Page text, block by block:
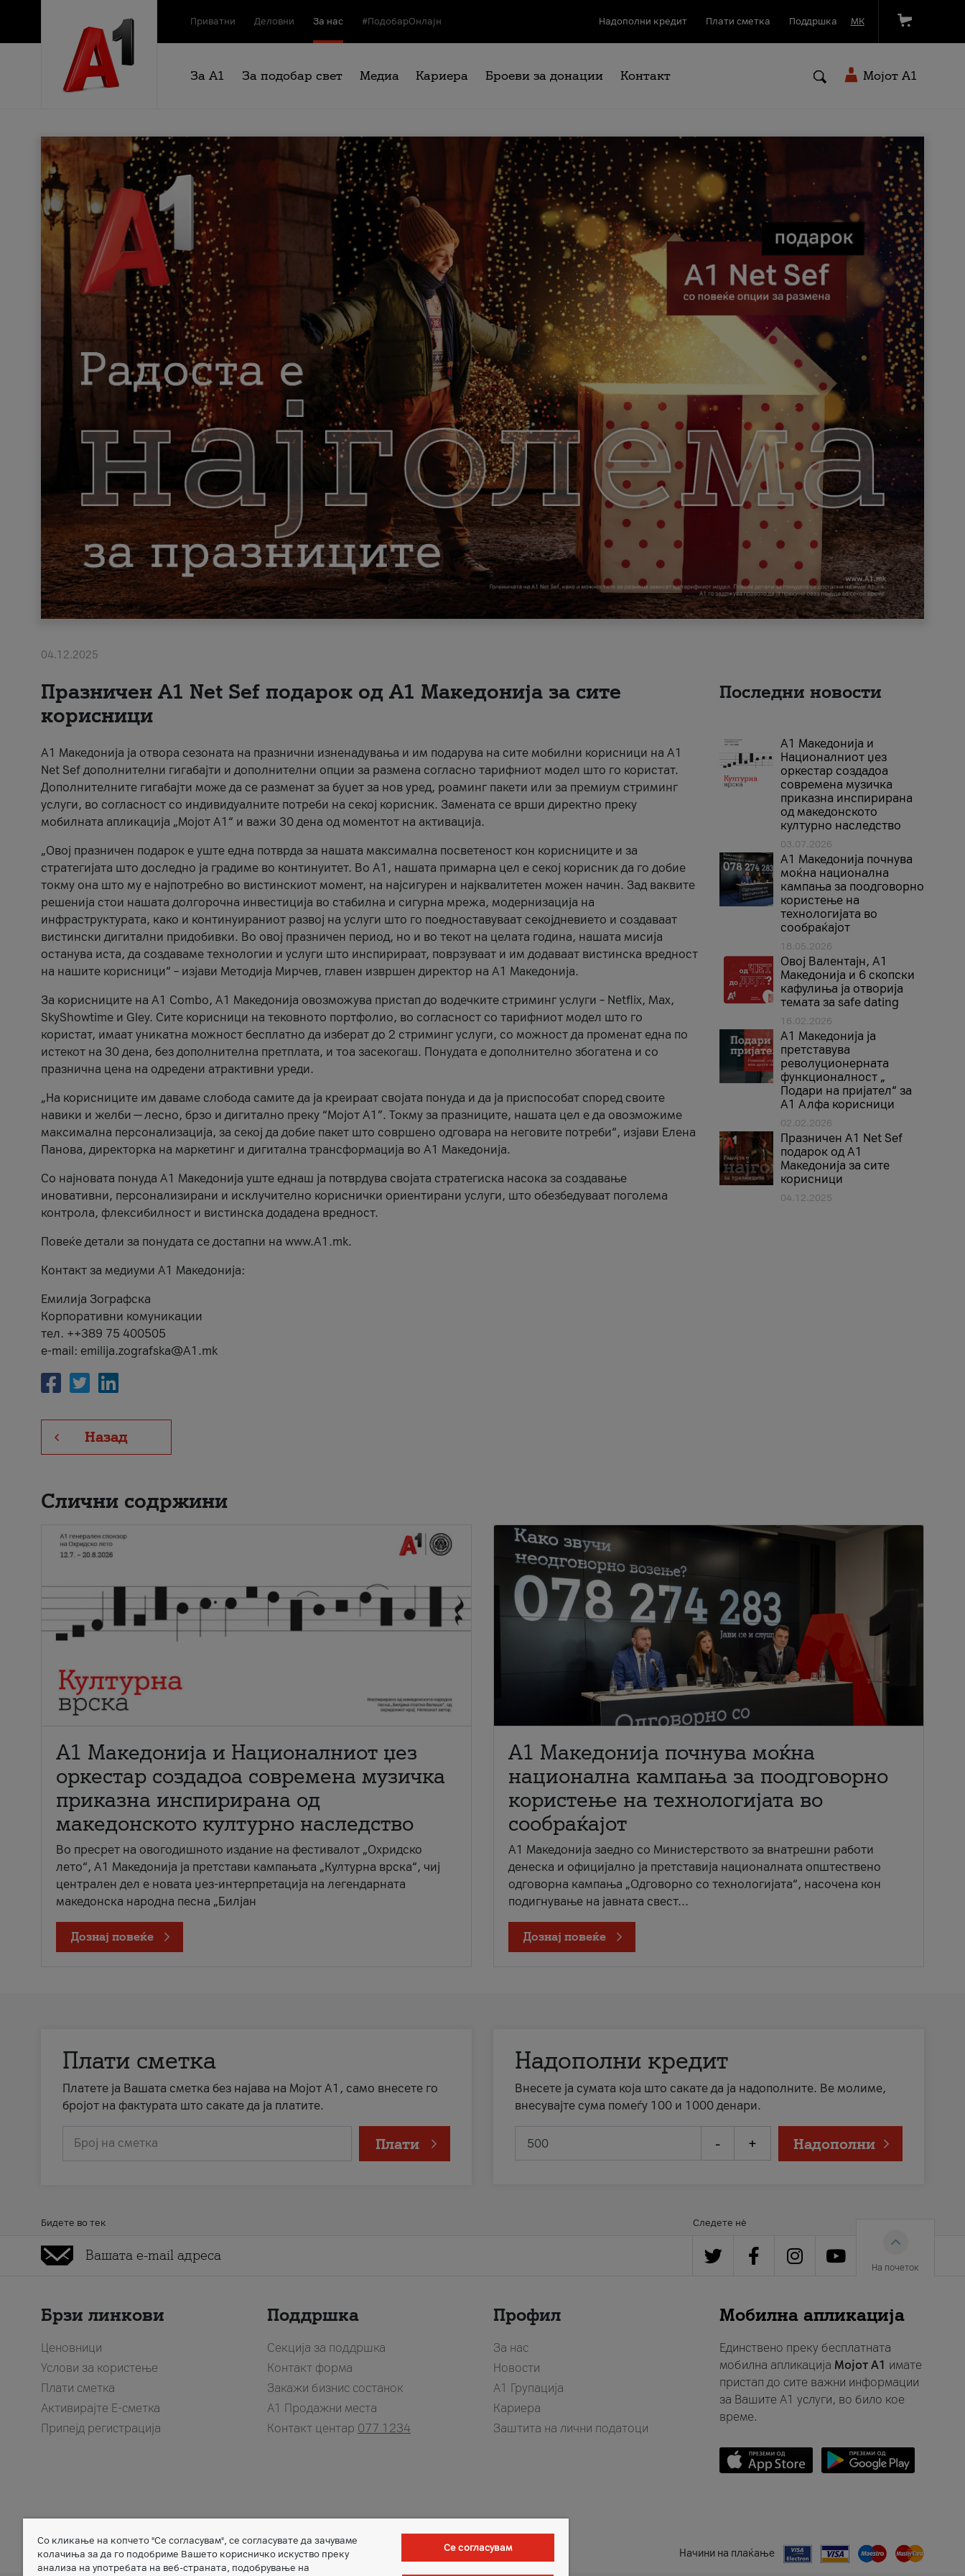
Приватни Деловни За нас #ПодобарОнлајн Надополни кредит Плати сметка Поддршка МК
За А1 За подобар свет Медиа Кариера Броеви за донации Контакт Мојот A1
04.12.2025
Празничен A1 Net Sеf подарок од А1 Македонија за сите
корисници
А1 Македонија ја отвора сезоната на празнични изненадувања и им подарува на сите мобилни корисници на A1
Net Sef дополнителни гигабајти и дополнителни опции за размена согласно тарифниот модел што го користат.
Дополнителните гигабајти може да се разменат за буџет за нов уред, роаминг пакети или за премиум стриминг
услуги, во согласност со индивидуалните потреби на секој корисник. Замената се врши директно преку
мобилната апликација „Мојот А1“ и важи 30 дена од моментот на активација.
„Овој празничен подарок е уште една потврда за нашата максимална посветеност кон корисниците и за
стратегијата што доследно ја градиме во континуитет. Во А1, нашата примарна цел е секој корисник да го добие
токму она што му е најпотребно во вистинскиот момент, на најсигурен и најквалитетен можен начин. Зад ваквите
решенија стои нашата долгорочна инвестиција во стабилна и сигурна мрежа, модернизација на
инфраструктурата, како и континуираниот развој на услуги што го поедноставуваат секојдневието и создаваат
вистински дигитални придобивки. Во овој празничен период, но и во текот на целата година, нашата мисија
останува иста, да создаваме технологии и услуги што инспирираат, поврзуваат и им додаваат вистинска вредност
на нашите корисници“ – изјави Методија Мирчев, главен извршен директор на А1 Македонија.
За корисниците на A1 Combo, А1 Македонија овозможува пристап до водечките стриминг услуги – Netflix, Max,
SkyShowtime и Gley. Сите корисници на тековното портфолио, во согласност со тарифниот модел што го
користат, имаат уникатна можност бесплатно да изберат до 2 стриминг услуги, со можност да променат една по
истекот на 30 дена, без дополнителна претплата, и тоа засекогаш. Понудата е дополнително збогатена и со
празнична цена на одредени атрактивни уреди.
„На корисниците им даваме слобода самите да ја креираат својата понуда и да ја приспособат според своите
навики и желби — лесно, брзо и дигитално преку “Мојот А1”. Токму за празниците, нашата цел е да овозможиме
максимална персонализација, за секој да добие пакет што совршено одговара на неговите потреби“, изјави Елена
Панова, директорка на маркетинг и дигитална трансформација во А1 Македонија.
Со најновата понуда А1 Македонија уште еднаш ја потврдува својата стратегиска насока за создавање
иновативни, персонализирани и исклучително кориснички ориентирани услуги, што обезбедуваат поголема
контрола, флексибилност и вистинска додадена вредност.
Повеќе детали за понудата се достапни на www.А1.mk.
Контакт за медиуми А1 Македонија:
Емилија Зографска
Корпоративни комуникации
тел. ++389 75 400505
e-mail: emilija.zografska@A1.mk
Назад
Последни новости
А1 Македонија и
Националниот џез
оркестар создадоа
современа музичка
приказна инспирирана
од македонското
културно наследство
03.07.2026
A1 Македонија почнува
моќна национална
кампања за поодговорно
користење на
технологијата во
сообраќајот
18.05.2026
Овој Валентајн, A1
Македонија и 6 скопски
кафулиња ја отворија
темата за safe dating
16.02.2026
А1 Македонија ја
претставува
револуционерната
функционалност „
Подари на пријател“ за
А1 Алфа корисници
02.02.2026
Празничен A1 Net Sеf
подарок од А1
Македонија за сите
корисници
04.12.2025
Слични содржини
А1 Македонија и Националниот џез
оркестар создадоа современа музичка
приказна инспирирана од
македонското културно наследство
Во пресрет на овогодишното издание на фестивалот „Охридско
лето“, А1 Македонија ја претстави кампањата „Културна врска“, чиј
централен дел е новата џез-интерпретација на легендарната
македонска народна песна „Билјан
Дознај повеќе
A1 Македонија почнува моќна
национална кампања за поодговорно
користење на технологијата во
сообраќајот
A1 Македонија заедно со Министерството за внатрешни работи
денеска и официјално ја претставија националната општествено
одговорна кампања „Одговорно со технологијата“, насочена кон
подигнување на јавната свест...
Дознај повеќе
Плати сметка
Платете ја Вашата сметка без најава на Мојот А1, само внесете го
бројот на фактурата што сакате да ја платите.
Број на сметка Плати
Надополни кредит
Внесете ја сумата која што сакате да ја надополните. Ве молиме,
внесувајте сума помеѓу 100 и 1000 денари.
- + Надополни
Бидете во тек Следете нè
На почеток
Брзи линкови
Ценовници
Услови за користење
Плати сметка
Активирајте Е-сметка
Припејд регистрација
Поддршка
Секција за поддршка
Контакт форма
Закажи бизнис состанок
A1 Продажни места
Контакт центар 077 1234
Профил
За нас
Новости
А1 Групација
Кариера
Заштита на лични податоци
Мобилна апликација
Единствено преку бесплатната
мобилна апликација Мојот A1 имате
пристап до сите важни информации
за Вашите A1 услуги, во било кое
време.
Member of Начини на плаќање
Со кликање на копчето "Се согласувам", се согласувате да зачуваме
колачиња за да го подобриме Вашето корисничко искуство преку
анализа на употребата на веб-страната, подобрување на
Се согласувам